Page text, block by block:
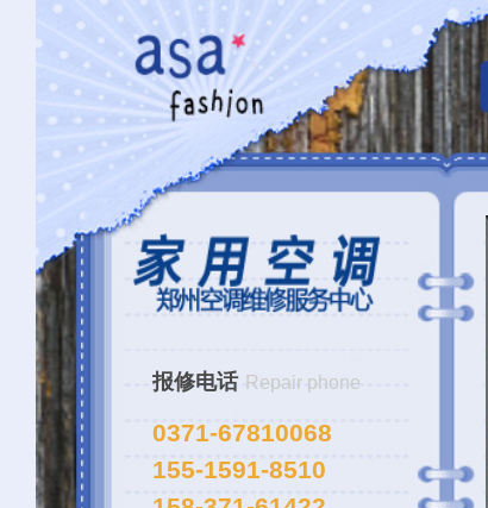
报修电话 Repair phone
158-371-61422
郑州市主城区（金水区、二七
郑东新区、高新区）均设售后维
网站首页